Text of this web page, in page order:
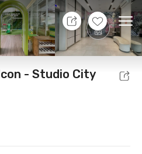
+24
tahu
Lokasi Aturan
- Studio City